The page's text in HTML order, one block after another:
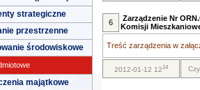
strategiczne
przestrzenne
środowiskowe
majątkowe
6
Zarządzenie Nr
Komisji
Treść zarządzenia w
2012-01-12 1214